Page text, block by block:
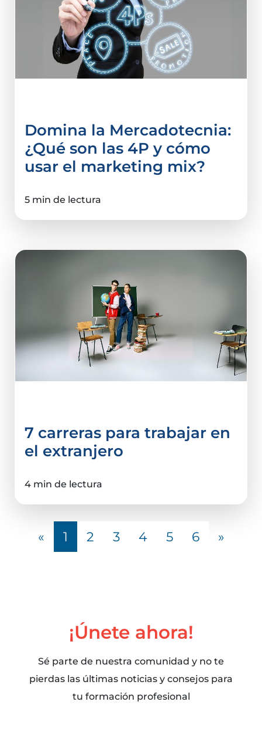
Domina la Mercadotecnia:
¿Qué son las 4P y cómo
usar el marketing mix?
5 min de lectura
7 carreras para trabajar en
el extranjero
4 min de lectura
« 1 2 3 4 5 6 »
¡Únete ahora!
Sé parte de nuestra comunidad y no te
pierdas las últimas noticias y consejos para
tu formación profesional